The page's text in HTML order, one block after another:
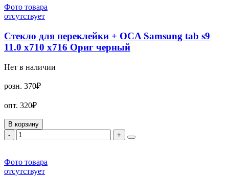
Фото товара
отсутствует
Стекло для переклейки + OCA Samsung tab s9
11.0 x710 x716 Ориг черный
Нет в наличии
розн. 370₽
опт. 320₽
В корзину
-
+
Фото товара
отсутствует